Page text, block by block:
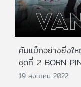
คัมแบ็กอย่างยิ่งใ
ชุดที่ 2 BORN
19 สิงหาคม 2022